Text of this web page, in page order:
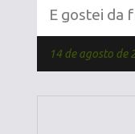
E gostei da
14 de agosto de